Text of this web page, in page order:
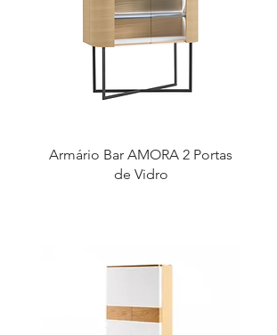
Armário Bar AMORA 2 Portas
de Vidro